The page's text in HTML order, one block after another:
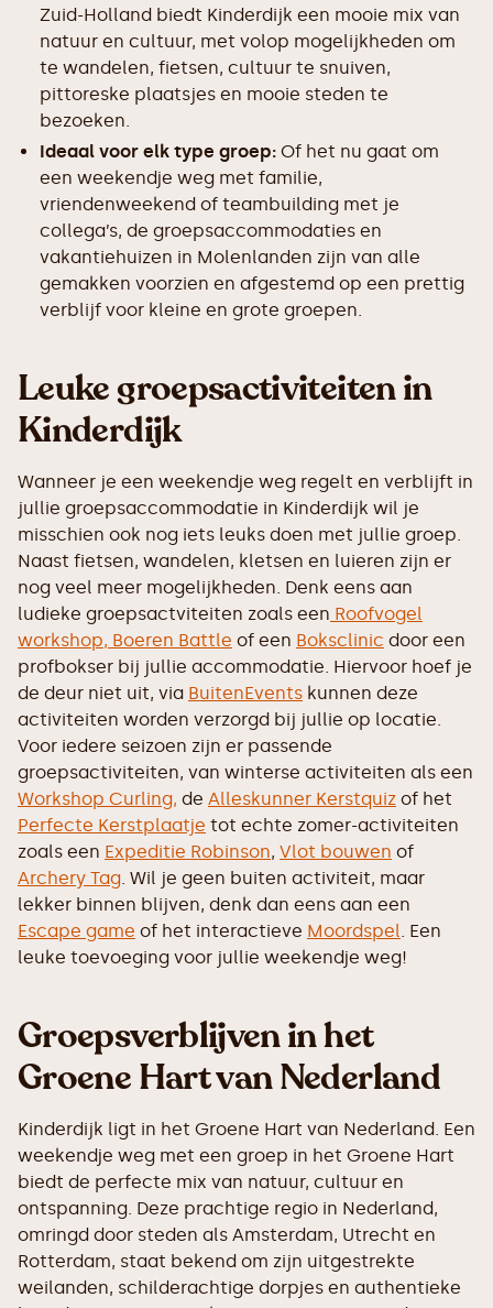
Zuid-Holland biedt Kinderdijk een mooie mix van
natuur en cultuur, met volop mogelijkheden om
te wandelen, fietsen, cultuur te snuiven,
pittoreske plaatsjes en mooie steden te
bezoeken.
Ideaal voor elk type groep: Of het nu gaat om
een weekendje weg met familie,
vriendenweekend of teambuilding met je
collega’s, de groepsaccommodaties en
vakantiehuizen in Molenlanden zijn van alle
gemakken voorzien en afgestemd op een prettig
verblijf voor kleine en grote groepen.
Leuke groepsactiviteiten in
Kinderdijk
Wanneer je een weekendje weg regelt en verblijft in
jullie groepsaccommodatie in Kinderdijk wil je
misschien ook nog iets leuks doen met jullie groep.
Naast fietsen, wandelen, kletsen en luieren zijn er
nog veel meer mogelijkheden. Denk eens aan
ludieke groepsactviteiten zoals een Roofvogel
workshop, Boeren Battle of een Boksclinic door een
profbokser bij jullie accommodatie. Hiervoor hoef je
de deur niet uit, via BuitenEvents kunnen deze
activiteiten worden verzorgd bij jullie op locatie.
Voor iedere seizoen zijn er passende
groepsactiviteiten, van winterse activiteiten als een
Workshop Curling, de Alleskunner Kerstquiz of het
Perfecte Kerstplaatje tot echte zomer-activiteiten
zoals een Expeditie Robinson, Vlot bouwen of
Archery Tag. Wil je geen buiten activiteit, maar
lekker binnen blijven, denk dan eens aan een
Escape game of het interactieve Moordspel. Een
leuke toevoeging voor jullie weekendje weg!
Groepsverblijven in het
Groene Hart van Nederland
Kinderdijk ligt in het Groene Hart van Nederland. Een
weekendje weg met een groep in het Groene Hart
biedt de perfecte mix van natuur, cultuur en
ontspanning. Deze prachtige regio in Nederland,
omringd door steden als Amsterdam, Utrecht en
Rotterdam, staat bekend om zijn uitgestrekte
weilanden, schilderachtige dorpjes en authentieke